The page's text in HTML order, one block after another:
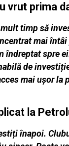
vrut prima
timp să
mai
îndreptat spre
de
mai ușor
la
înapoi.